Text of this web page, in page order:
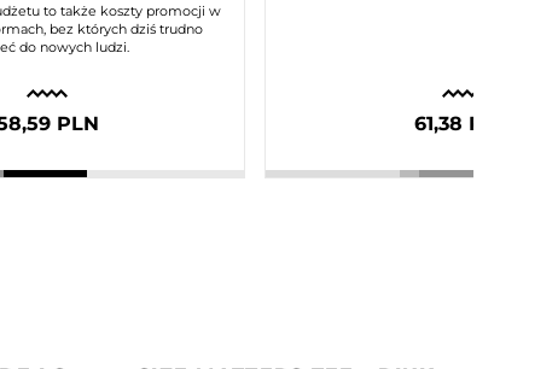
to także koszty promocji w
bez których dziś trudno
do nowych ludzi.
PLN 61,38 PLN